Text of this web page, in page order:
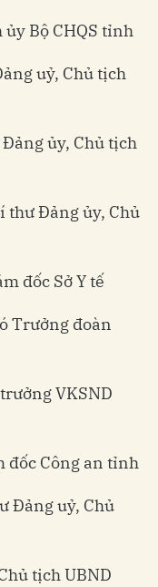
Bộ CHQS tỉnh
uỷ, Chủ tịch
ủy, Chủ tịch
thư Đảng ủy, Chủ
đốc Sở Y tế
Trưởng đoàn
VKSND
đốc Công an tỉnh
Đảng uỷ, Chủ
tịch UBND